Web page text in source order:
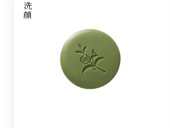
洗顔